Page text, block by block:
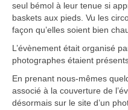
Ville : Paris
Catégories
Boucles d’articles
seul bémol à leur tenue si
baskets aux pieds. Vu les
façon qu’elles soient bien
L’évènement était organisé
photographes étaient
En prenant nous-mêmes
associé à la couverture de
désormais sur le site d’un